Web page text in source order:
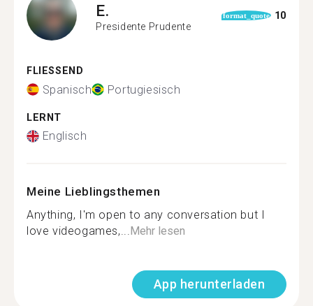
E.
Presidente Prudente
format_quote 10
FLIESSEND
Spanisch Portugiesisch
LERNT
Englisch
Meine Lieblingsthemen
Anything, I'm open to any conversation but I
love videogames,...Mehr lesen
App herunterladen